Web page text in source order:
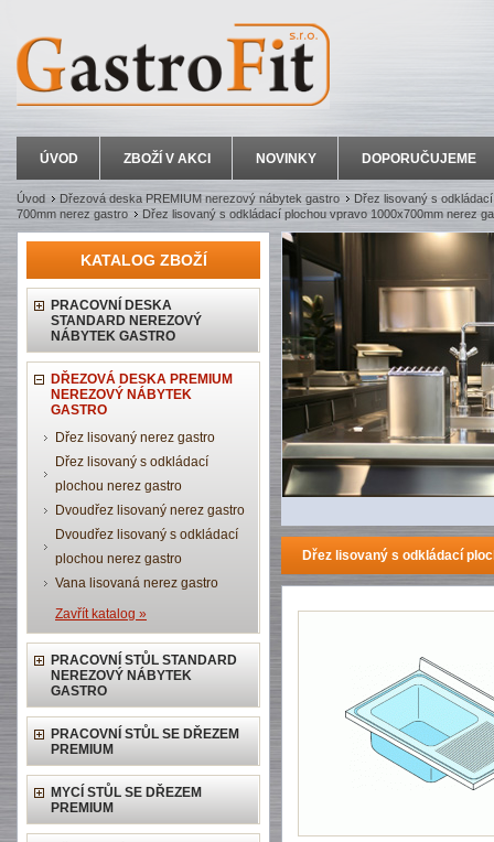
ÚVOD ZBOŽÍ V AKCI NOVINKY DOPORUČUJEME
Úvod Dřezová deska PREMIUM nerezový nábytek gastro
Dřez lisovaný s
700mm nerez gastro
Dřez lisovaný s odkládací plochou vpravo 1000x700mm nerez
KATALOG ZBOŽÍ
PRACOVNÍ DESKA
STANDARD NEREZOVÝ
NÁBYTEK GASTRO
DŘEZOVÁ DESKA PREMIUM
NEREZOVÝ NÁBYTEK
GASTRO
Dřez lisovaný nerez gastro
Dřez lisovaný s odkládací
plochou nerez gastro
Dvoudřez lisovaný nerez gastro
Dvoudřez lisovaný s odkládací
plochou nerez gastro
Vana lisovaná nerez gastro
Zavřít katalog »
PRACOVNÍ STŮL STANDARD
NEREZOVÝ NÁBYTEK
GASTRO
PRACOVNÍ STŮL SE DŘEZEM
PREMIUM
MYCÍ STŮL SE DŘEZEM
PREMIUM
Dřez lisovaný s odkládací